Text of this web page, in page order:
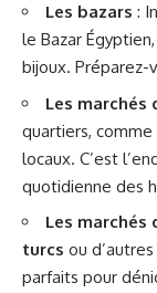
Les bazars :
le Bazar
bijoux. Préparez-
Les marchés
quartiers,
locaux. C’est
quotidienne des
Les marchés
turcs ou
parfaits pour